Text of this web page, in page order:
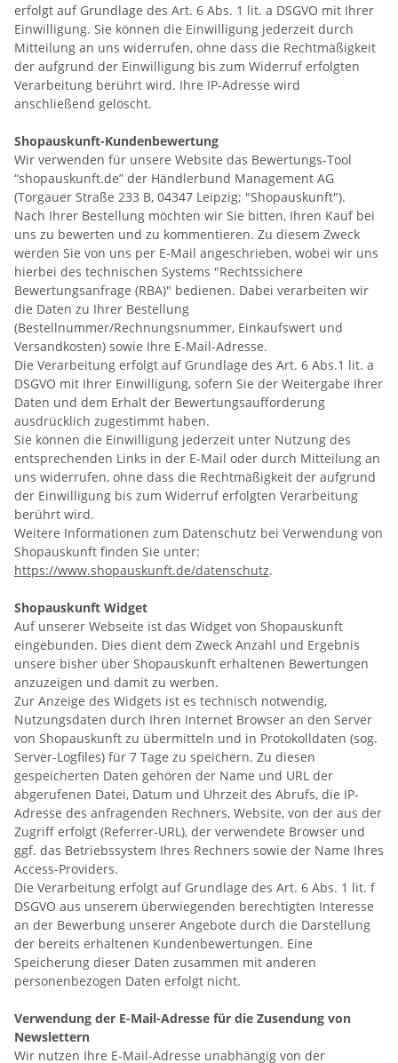
erfolgt auf Grundlage des Art. 6 Abs. 1 lit. a DSGVO mit Ihrer
Einwilligung. Sie können die Einwilligung jederzeit durch
Mitteilung an uns widerrufen, ohne dass die Rechtmäßigkeit
der aufgrund der Einwilligung bis zum Widerruf erfolgten
Verarbeitung berührt wird. Ihre IP-Adresse wird
anschließend gelöscht.
Shopauskunft-Kundenbewertung
Wir verwenden für unsere Website das Bewertungs-Tool
“shopauskunft.de” der Händlerbund Management AG
(Torgauer Straße 233 B, 04347 Leipzig; "Shopauskunft").
Nach Ihrer Bestellung möchten wir Sie bitten, Ihren Kauf bei
uns zu bewerten und zu kommentieren. Zu diesem Zweck
werden Sie von uns per E-Mail angeschrieben, wobei wir uns
hierbei des technischen Systems "Rechtssichere
Bewertungsanfrage (RBA)" bedienen. Dabei verarbeiten wir
die Daten zu Ihrer Bestellung
(Bestellnummer/Rechnungsnummer, Einkaufswert und
Versandkosten) sowie Ihre E-Mail-Adresse.
Die Verarbeitung erfolgt auf Grundlage des Art. 6 Abs.1 lit. a
DSGVO mit Ihrer Einwilligung, sofern Sie der Weitergabe Ihrer
Daten und dem Erhalt der Bewertungsaufforderung
ausdrücklich zugestimmt haben.
Sie können die Einwilligung jederzeit unter Nutzung des
entsprechenden Links in der E-Mail oder durch Mitteilung an
uns widerrufen, ohne dass die Rechtmäßigkeit der aufgrund
der Einwilligung bis zum Widerruf erfolgten Verarbeitung
berührt wird.
Weitere Informationen zum Datenschutz bei Verwendung von
Shopauskunft finden Sie unter:
https://www.shopauskunft.de/datenschutz.
Shopauskunft Widget
Auf unserer Webseite ist das Widget von Shopauskunft
eingebunden. Dies dient dem Zweck Anzahl und Ergebnis
unsere bisher über Shopauskunft erhaltenen Bewertungen
anzuzeigen und damit zu werben.
Zur Anzeige des Widgets ist es technisch notwendig,
Nutzungsdaten durch Ihren Internet Browser an den Server
von Shopauskunft zu übermitteln und in Protokolldaten (sog.
Server-Logfiles) für 7 Tage zu speichern. Zu diesen
gespeicherten Daten gehören der Name und URL der
abgerufenen Datei, Datum und Uhrzeit des Abrufs, die IP-
Adresse des anfragenden Rechners, Website, von der aus der
Zugriff erfolgt (Referrer-URL), der verwendete Browser und
ggf. das Betriebssystem Ihres Rechners sowie der Name Ihres
Access-Providers.
Die Verarbeitung erfolgt auf Grundlage des Art. 6 Abs. 1 lit. f
DSGVO aus unserem überwiegenden berechtigten Interesse
an der Bewerbung unserer Angebote durch die Darstellung
der bereits erhaltenen Kundenbewertungen. Eine
Speicherung dieser Daten zusammen mit anderen
personenbezogen Daten erfolgt nicht.
Verwendung der E-Mail-Adresse für die Zusendung von
Newslettern
Wir nutzen Ihre E-Mail-Adresse unabhängig von der